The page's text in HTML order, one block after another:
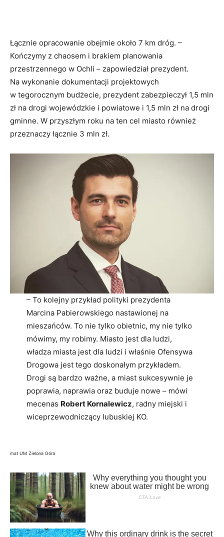
Łącznie opracowanie obejmie około 7 km dróg. –
Kończymy z chaosem i brakiem planowania
przestrzennego w Ochli – zapowiedział prezydent.
Na wykonanie dokumentacji projektowych
w tegorocznym budżecie, prezydent zabezpieczył 1,5 mln
zł na drogi wojewódzkie i powiatowe i 1,5 mln zł na drogi
gminne. W przyszłym roku na ten cel miasto również
przeznaczy łącznie 3 mln zł.
– To kolejny przykład polityki prezydenta
Marcina Pabierowskiego nastawionej na
mieszańców. To nie tylko obietnic, my nie tylko
mówimy, my robimy. Miasto jest dla ludzi,
władza miasta jest dla ludzi i właśnie Ofensywa
Drogowa jest tego doskonałym przykładem.
Drogi są bardzo ważne, a miast sukcesywnie je
poprawia, naprawia oraz buduje nowe – mówi
mecenas Robert Kornalewicz, radny miejski i
wiceprzewodniczący lubuskiej KO.
mat UM Zielona Góra